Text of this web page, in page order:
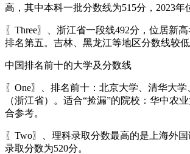
高，其中本科一批分数线为515分，2023年
〖Three〗、浙江省一段线492分，位居新
排名第五。吉林、黑龙江等地区分数线较
中国排名前十的大学及分数线
〖One〗、排名前十：北京大学、清华大
（浙江省）。适合“捡漏”的院校：华中农
合参考。
〖Two〗、理科录取分数最高的是上海外
录取分数为520分。